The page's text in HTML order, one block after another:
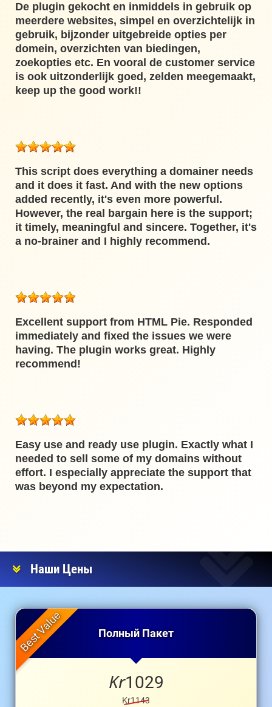
De plugin gekocht en inmiddels in gebruik op
meerdere websites, simpel en overzichtelijk in
gebruik, bijzonder uitgebreide opties per
domein, overzichten van biedingen,
zoekopties etc. En vooral de customer service
is ook uitzonderlijk goed, zelden meegemaakt,
keep up the good work!!
This script does everything a domainer needs
and it does it fast. And with the new options
added recently, it's even more powerful.
However, the real bargain here is the support;
it timely, meaningful and sincere. Together, it's
a no-brainer and I highly recommend.
Excellent support from HTML Pie. Responded
immediately and fixed the issues we were
having. The plugin works great. Highly
recommend!
Easy use and ready use plugin. Exactly what I
needed to sell some of my domains without
effort. I especially appreciate the support that
was beyond my expectation.
Наши Цены
Полный Пакет
Kr1029
Kr1143